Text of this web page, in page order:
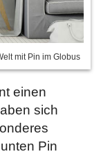
mit Pin im Globus
einen
sich
Pin